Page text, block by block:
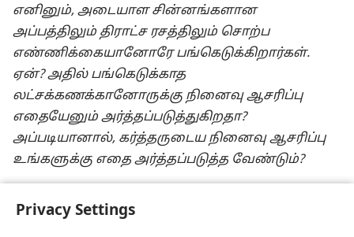
Privacy Settings
எனினும், அடையாள சின்னங்களான
அப்பத்திலும் திராட்ச ரசத்திலும் சொற்ப
எண்ணிக்கையானோரே பங்கெடுக்கிறார்கள்.
ஏன்? அதில் பங்கெடுக்காத
லட்சக்கணக்கானோருக்கு நினைவு ஆசரிப்பு
எதையேனும் அர்த்தப்படுத்துகிறதா?
அப்படியானால், கர்த்தருடைய நினைவு ஆசரிப்பு
உங்களுக்கு எதை அர்த்தப்படுத்த வேண்டும்?
[அடிக்குறிப்புகள்]